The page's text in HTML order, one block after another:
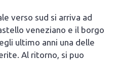
verso sud si arriva ad
veneziano e il borgo
ultimo anni una delle
Al ritorno, si puo